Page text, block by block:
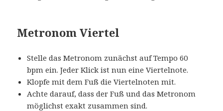
Metronom Viertel
Stelle das Metronom zunächst auf Tempo 60
bpm ein. Jeder Klick ist nun eine Viertelnote.
Klopfe mit dem Fuß die Viertelnoten mit.
Achte darauf, dass der Fuß und das Metronom
möglichst exakt zusammen sind.